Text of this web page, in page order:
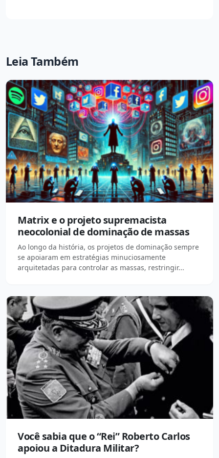
Leia Também
Matrix e o projeto supremacista
neocolonial de dominação de massas
Ao longo da história, os projetos de dominação sempre
se apoiaram em estratégias minuciosamente
arquitetadas para controlar as massas, restringir...
Você sabia que o “Rei” Roberto Carlos
apoiou a Ditadura Militar?